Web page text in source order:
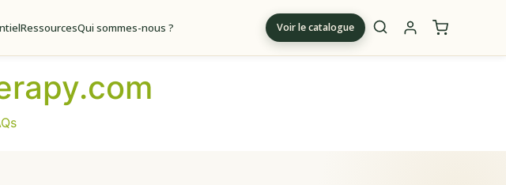
RessourcesQui sommes-nous ? Voir le catalogue